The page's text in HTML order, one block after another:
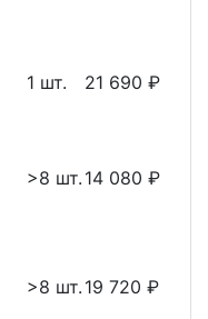
1 шт. 21 690 ₽
>8 шт. 14 080 ₽
>8 шт. 19 720 ₽